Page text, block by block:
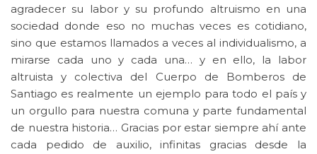
agradecer su labor y su profundo altruismo en una
sociedad donde eso no muchas veces es cotidiano,
sino que estamos llamados a veces al individualismo, a
mirarse cada uno y cada una… y en ello, la labor
altruista y colectiva del Cuerpo de Bomberos de
Santiago es realmente un ejemplo para todo el país y
un orgullo para nuestra comuna y parte fundamental
de nuestra historia… Gracias por estar siempre ahí ante
cada pedido de auxilio, infinitas gracias desde la